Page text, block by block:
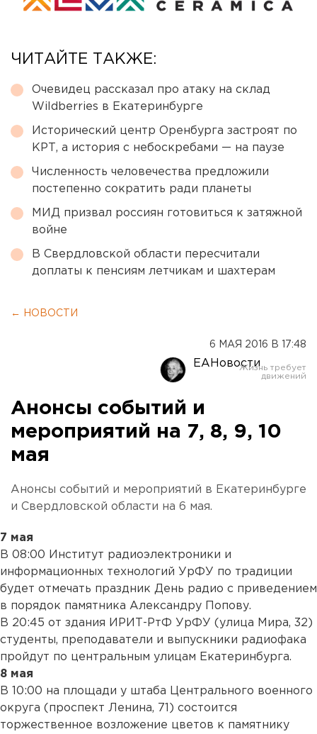
ЧИТАЙТЕ ТАКЖЕ:
Очевидец рассказал про атаку на склад
Wildberries в Екатеринбурге
Исторический центр Оренбурга застроят по
КРТ, а история с небоскребами — на паузе
Численность человечества предложили
постепенно сократить ради планеты
МИД призвал россиян готовиться к затяжной
войне
В Свердловской области пересчитали
доплаты к пенсиям летчикам и шахтерам
← НОВОСТИ
6 МАЯ 2016 В 17:48
ЕАНовости
Анонсы событий и
мероприятий на 7, 8, 9, 10
мая
Анонсы событий и мероприятий в Екатеринбурге
и Свердловской области на 6 мая.
7 мая
В 08:00 Институт радиоэлектроники и
информационных технологий УрФУ по традиции
будет отмечать праздник День радио с приведением
в порядок памятника Александру Попову.
В 20:45 от здания ИРИТ-РтФ УрФУ (улица Мира, 32)
студенты, преподаватели и выпускники радиофака
пройдут по центральным улицам Екатеринбурга.
8 мая
В 10:00 на площади у штаба Центрального военного
округа (проспект Ленина, 71) состоится
торжественное возложение цветов к памятнику